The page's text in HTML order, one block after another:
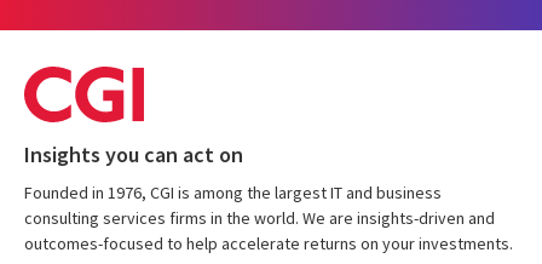
Insights you can act on
Founded in 1976, CGI is among the largest IT and business
consulting services firms in the world. We are insights-driven and
outcomes-focused to help accelerate returns on your investments.